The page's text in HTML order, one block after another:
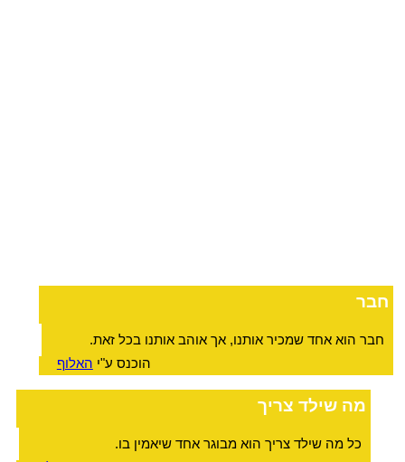
חבר
חבר הוא אחד שמכיר אותנו, אך אוהב אותנו בכל זאת.
הוכנס ע"י האלוף
מה שילד צריך
כל מה שילד צריך הוא מבוגר אחד שיאמין בו.